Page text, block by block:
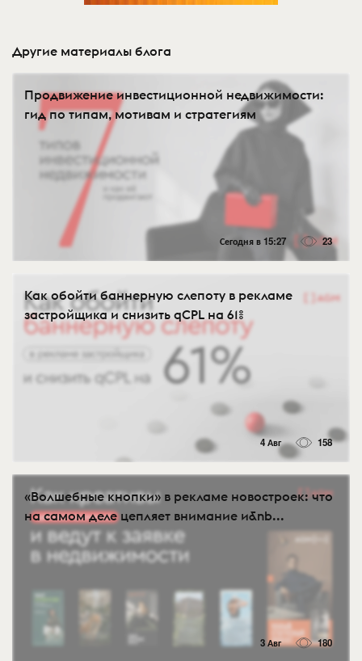
Другие материалы блога
Продвижение инвестиционной недвижимости:
гид по типам, мотивам и стратегиям
Сегодня в 15:27 23
Как обойти баннерную слепоту в рекламе
застройщика и снизить qCPL на 61%
4 Авг 158
«Волшебные кнопки» в рекламе новостроек: что
на самом деле цепляет внимание и&nb...
3 Авг 180